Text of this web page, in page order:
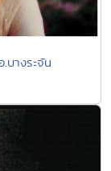
างระจัน